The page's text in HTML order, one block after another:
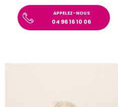
APPELEZ-NOUS
04 96 16 10 06